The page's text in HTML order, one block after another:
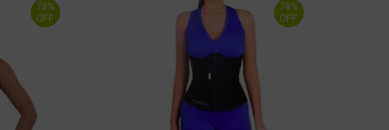
78%
OFF
78%
OFF